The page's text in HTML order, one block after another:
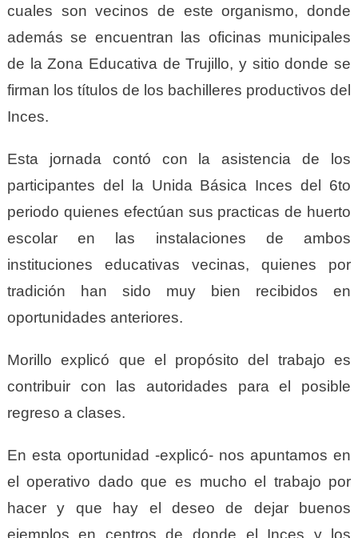
cuales son vecinos de este organismo, donde
además se encuentran las oficinas municipales
de la Zona Educativa de Trujillo, y sitio donde se
firman los títulos de los bachilleres productivos del
Inces.
Esta jornada contó con la asistencia de los
participantes del la Unida Básica Inces del 6to
periodo quienes efectúan sus practicas de huerto
escolar en las instalaciones de ambos
instituciones educativas vecinas, quienes por
tradición han sido muy bien recibidos en
oportunidades anteriores.
Morillo explicó que el propósito del trabajo es
contribuir con las autoridades para el posible
regreso a clases.
En esta oportunidad -explicó- nos apuntamos en
el operativo dado que es mucho el trabajo por
hacer y que hay el deseo de dejar buenos
ejemplos en centros de donde el Inces y los